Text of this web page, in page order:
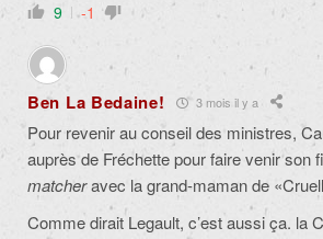
9 -1
Ben La Bedaine! 3 mois il y a
Pour revenir au conseil des ministres,
auprès de Fréchette pour faire venir son
matcheravec la grand-maman de
Comme dirait Legault, c’est aussi ça. la